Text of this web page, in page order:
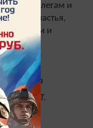
коллегам и
счастья,
в нужном и
и ЖКХ РТ.